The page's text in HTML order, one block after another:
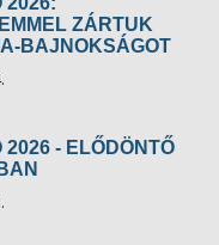
ZÁRTUK
BAJNOKSÁGOT
2026 - ELŐDÖNTŐ